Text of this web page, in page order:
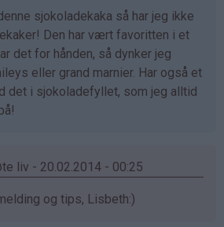
sjokoladekaka så har jeg ikke
Den har vært favoritten i et
det for hånden, så dynker jeg
eller grand marnier. Har også et
det i sjokoladefyllet, som jeg alltid
liv - 20.02.2014 - 00:25
og tips, Lisbeth:)